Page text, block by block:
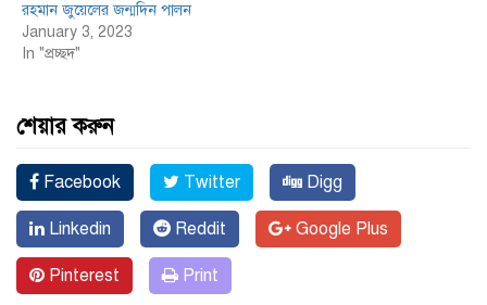
রহমান জুয়েলের জন্মদিন পালন
January 3, 2023
In "প্রচ্ছদ"
শেয়ার করুন
Facebook Twitter Digg
Linkedin Reddit Google Plus
Pinterest Print